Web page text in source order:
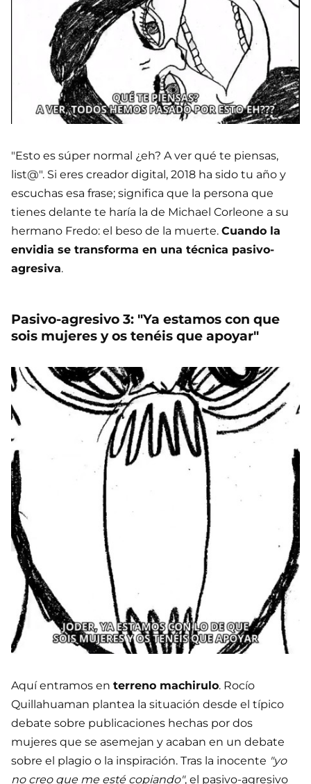
"Esto es súper normal ¿eh? A ver qué te piensas,
list@". Si eres creador digital, 2018 ha sido tu año y
escuchas esa frase; significa que la persona que
tienes delante te haría la de Michael Corleone a su
hermano Fredo: el beso de la muerte. Cuando la
envidia se transforma en una técnica pasivo-
agresiva.
Pasivo-agresivo 3: "Ya estamos con que
sois mujeres y os tenéis que apoyar"
Aquí entramos en terreno machirulo. Rocío
Quillahuaman plantea la situación desde el típico
debate sobre publicaciones hechas por dos
mujeres que se asemejan y acaban en un debate
sobre el plagio o la inspiración. Tras la inocente "yo
no creo que me esté copiando", el pasivo-agresivo